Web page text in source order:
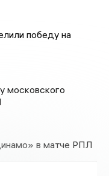
победу на
московского
в матче РПЛ